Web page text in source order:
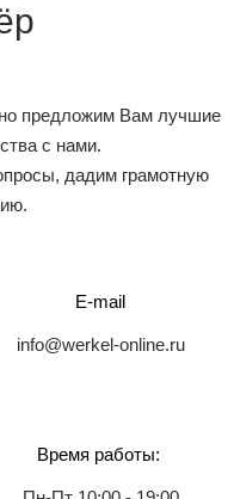
предложим Вам лучшие
с нами.
дадим грамотную
E-mail
info@werkel-online.ru
Время работы: